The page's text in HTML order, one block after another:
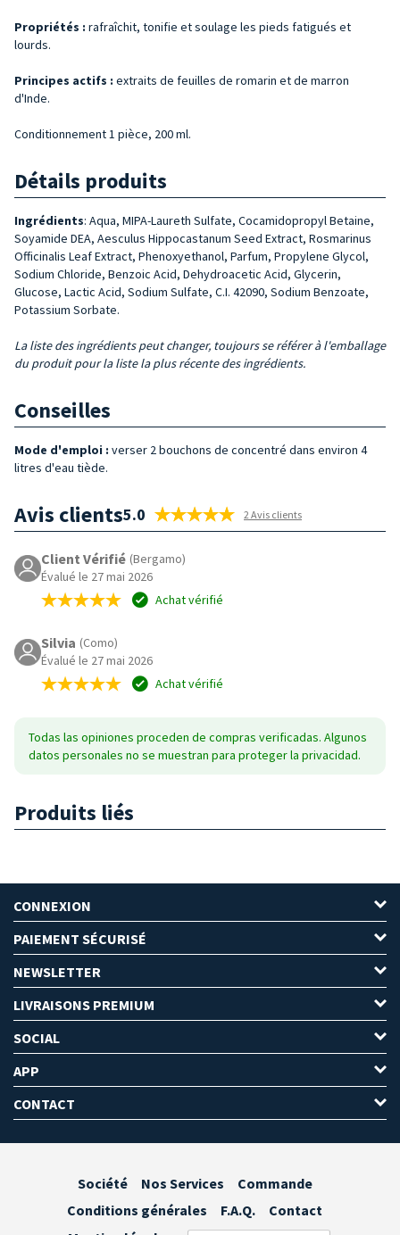
Propriétés : rafraîchit, tonifie et soulage les pieds fatigués et
lourds.
Principes actifs : extraits de feuilles de romarin et de marron
d'Inde.
Conditionnement 1 pièce, 200 ml.
Détails produits
Ingrédients: Aqua, MIPA-Laureth Sulfate, Cocamidopropyl Betaine,
Soyamide DEA, Aesculus Hippocastanum Seed Extract, Rosmarinus
Officinalis Leaf Extract, Phenoxyethanol, Parfum, Propylene Glycol,
Sodium Chloride, Benzoic Acid, Dehydroacetic Acid, Glycerin,
Glucose, Lactic Acid, Sodium Sulfate, C.I. 42090, Sodium Benzoate,
Potassium Sorbate.
La liste des ingrédients peut changer, toujours se référer à l'emballage
du produit pour la liste la plus récente des ingrédients.
Conseilles
Mode d'emploi : verser 2 bouchons de concentré dans environ 4
litres d'eau tiède.
Avis clients5.0 2 Avis clients
Client Vérifié (Bergamo)
Évalué le 27 mai 2026
Achat vérifié
Silvia (Como)
Évalué le 27 mai 2026
Achat vérifié
Todas las opiniones proceden de compras verificadas. Algunos
datos personales no se muestran para proteger la privacidad.
Produits liés
CONNEXION
PAIEMENT SÉCURISÉ
NEWSLETTER
LIVRAISONS PREMIUM
SOCIAL
APP
CONTACT
Société Nos Services
Commande
Conditions générales
F.A.Q.
Contact